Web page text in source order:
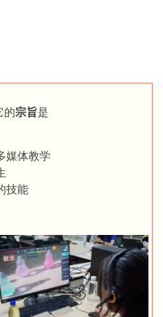
的宗旨是
媒体教学
技能